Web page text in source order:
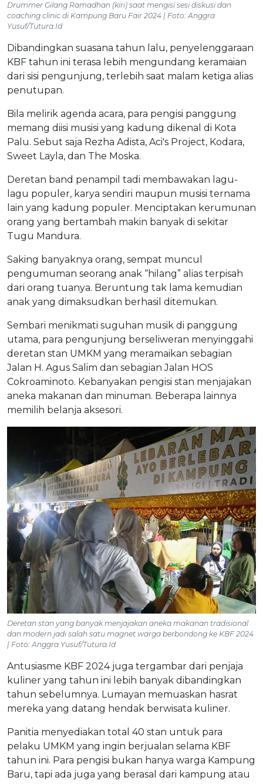
Drummer Gilang Ramadhan (kiri) saat mengisi sesi diskusi dan
coaching clinic di Kampung Baru Fair 2024 | Foto: Anggra
Yusuf/Tutura.Id
Dibandingkan suasana tahun lalu, penyelenggaraan
KBF tahun ini terasa lebih mengundang keramaian
dari sisi pengunjung, terlebih saat malam ketiga alias
penutupan.
Bila melirik agenda acara, para pengisi panggung
memang diisi musisi yang kadung dikenal di Kota
Palu. Sebut saja Rezha Adista, Aci's Project, Kodara,
Sweet Layla, dan The Moska.
Deretan band penampil tadi membawakan lagu-
lagu populer, karya sendiri maupun musisi ternama
lain yang kadung populer. Menciptakan kerumunan
orang yang bertambah makin banyak di sekitar
Tugu Mandura.
Saking banyaknya orang, sempat muncul
pengumuman seorang anak “hilang” alias terpisah
dari orang tuanya. Beruntung tak lama kemudian
anak yang dimaksudkan berhasil ditemukan.
Sembari menikmati suguhan musik di panggung
utama, para pengunjung berseliweran menyinggahi
deretan stan UMKM yang meramaikan sebagian
Jalan H. Agus Salim dan sebagian Jalan HOS
Cokroaminoto. Kebanyakan pengisi stan menjajakan
aneka makanan dan minuman. Beberapa lainnya
memilih belanja aksesori.
Deretan stan yang banyak menjajakan aneka makanan tradisional
dan modern jadi salah satu magnet warga berbondong ke KBF 2024
| Foto: Anggra Yusuf/Tutura.Id
Antusiasme KBF 2024 juga tergambar dari penjaja
kuliner yang tahun ini lebih banyak dibandingkan
tahun sebelumnya. Lumayan memuaskan hasrat
mereka yang datang hendak berwisata kuliner.
Panitia menyediakan total 40 stan untuk para
pelaku UMKM yang ingin berjualan selama KBF
tahun ini. Para pengisi bukan hanya warga Kampung
Baru, tapi ada juga yang berasal dari kampung atau